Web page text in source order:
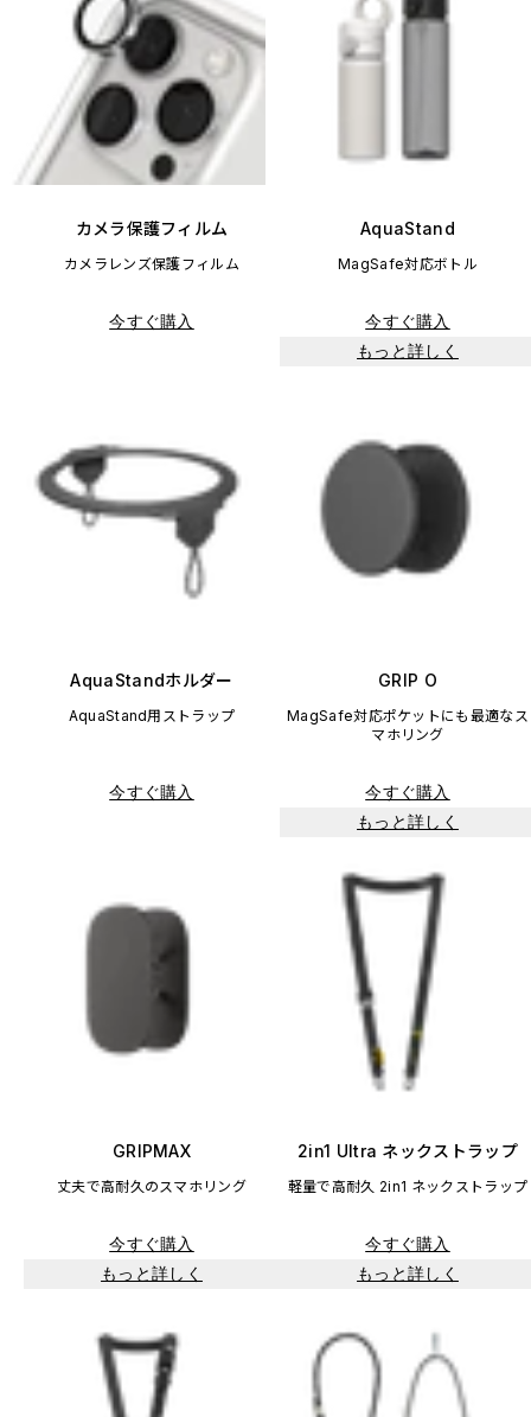
カメラ保護フィルム
カメラレンズ保護フィルム
今すぐ購入
AquaStand
MagSafe対応ボトル
今すぐ購入
もっと詳しく
AquaStandホルダー
AquaStand用ストラップ
今すぐ購入
GRIP O
MagSafe対応ポケットにも最適なス
マホリング
今すぐ購入
もっと詳しく
GRIPMAX
丈夫で高耐久のスマホリング
今すぐ購入
もっと詳しく
2in1 Ultra ネックストラップ
軽量で高耐久 2in1 ネックストラップ
今すぐ購入
もっと詳しく